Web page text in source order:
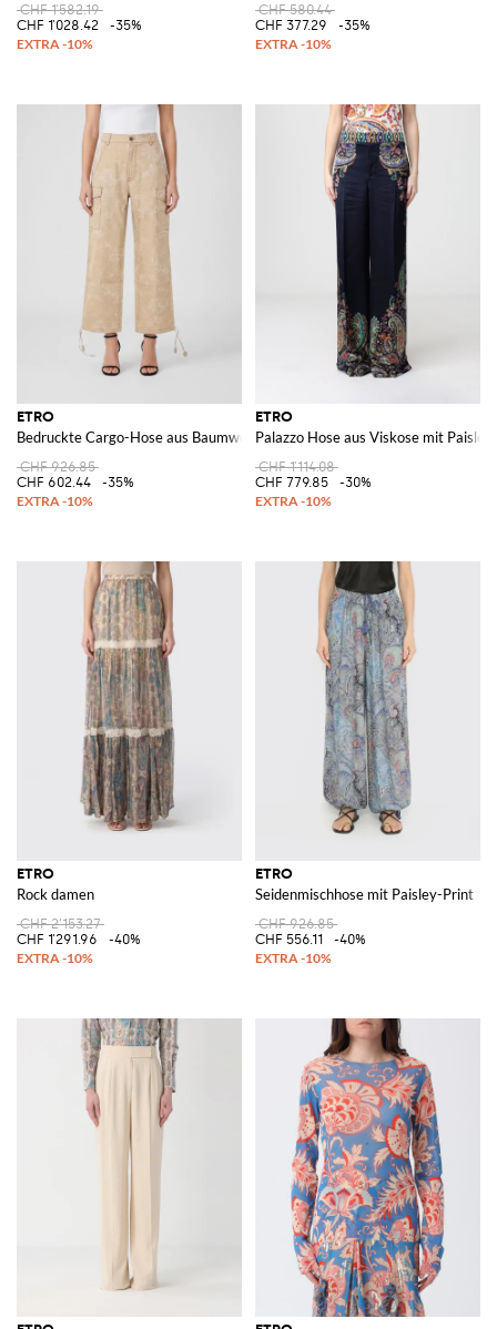
CHF 1'582.19
CHF 1'028.42
-35%
CHF 580.44
CHF 377.29
-35%
ETRO
Bedruckte Cargo-Hose aus Baumwollmischung
CHF 926.85
CHF 602.44
-35%
ETRO
Palazzo Hose aus Viskose mit
CHF 1'114.08
CHF 779.85
-30%
ETRO
Rock damen
CHF 2'153.27
CHF 1'291.96
-40%
ETRO
Seidenmischhose mit Paisley-Print
CHF 926.85
CHF 556.11
-40%